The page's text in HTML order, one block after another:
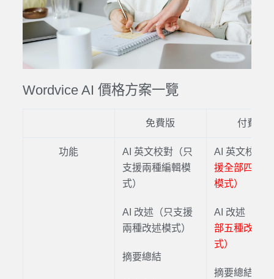
Wordvice AI 價格方案一覽
免費版 付費版
功能 AI 英文校對（只
支援兩種編輯模
式）
AI 改述（只支援
兩種改述模式）
摘要總結
AI 英文校對
援全部四種
模式）
AI 改述（支
部五種改寫模
式）
摘要總結